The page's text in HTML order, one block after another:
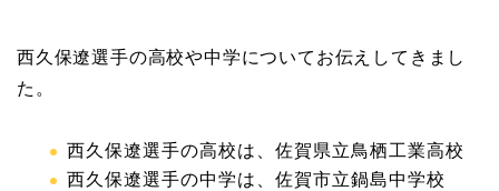
西久保遼選手の高校や中学についてお伝えしてきまし
た。
西久保遼選手の高校は、佐賀県立鳥栖工業高校
西久保遼選手の中学は、佐賀市立鍋島中学校